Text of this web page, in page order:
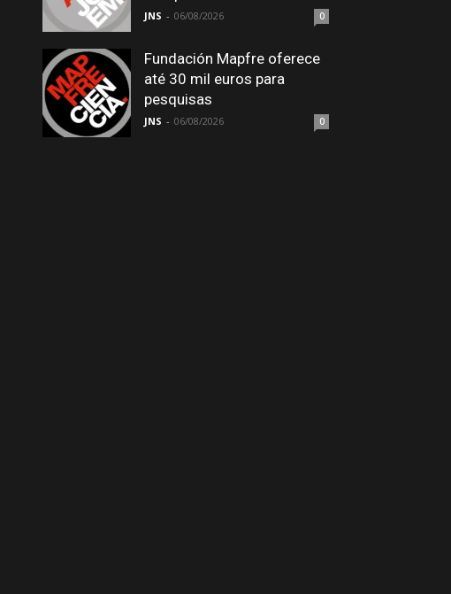
JNS - 06/08/2026 0
Fundación Mapfre oferece
até 30 mil euros para
pesquisas
JNS - 06/08/2026 0